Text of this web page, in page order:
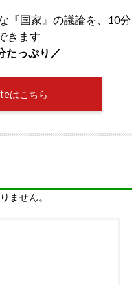
『国家』の議論を、10分
きます
たっぷり／
はこちら
ません。